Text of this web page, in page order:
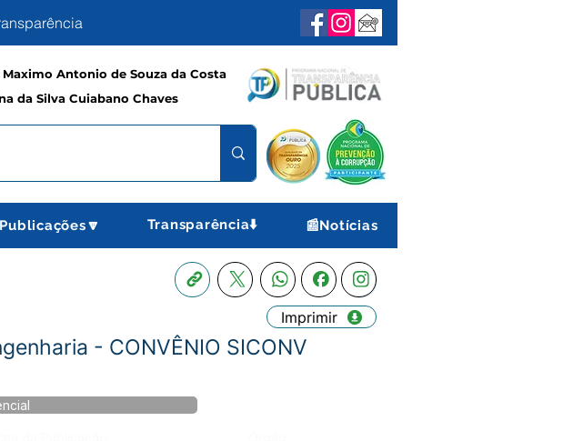
Maximo Antonio de Souza da Costa
da Silva Cuiabano Chaves
Publicações🔽 Transparência⬇️ 📰Notícias
Imprimir
- CONVÊNIO SICONV